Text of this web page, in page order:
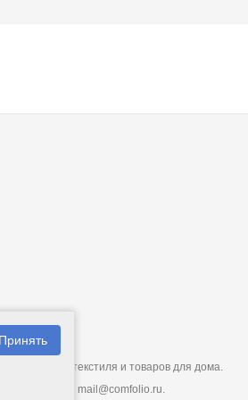
магазин текстиля и товаров для дома.
mail@comfolio.ru.
Принять